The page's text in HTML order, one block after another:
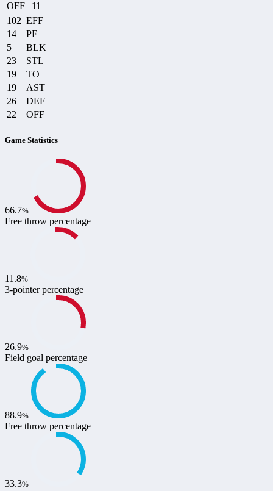
OFF
11
102 EFF
14
PF
5
BLK
23
STL
19
TO
19
AST
26
DEF
22
OFF
Game Statistics
66.7%
Free throw percentage
11.8%
3-pointer percentage
26.9%
Field goal percentage
88.9%
Free throw percentage
33.3%